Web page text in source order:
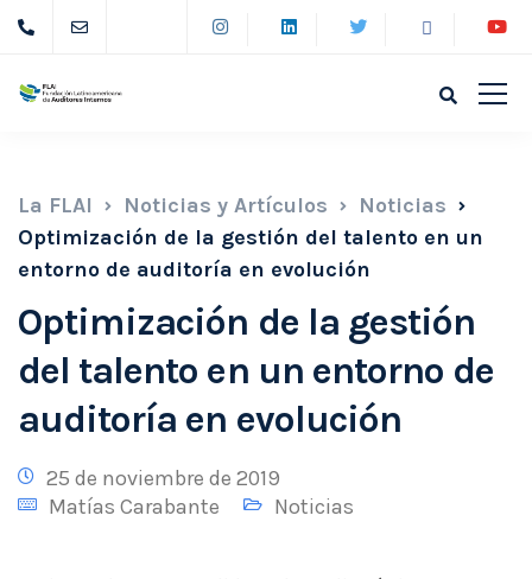
La FLAI Noticias y Artículos
Noticias
Optimización de la gestión del talento en un
entorno de auditoría en evolución
Optimización de la gestión
del talento en un entorno de
auditoría en evolución
25 de noviembre de 2019
Matías Carabante
Noticias